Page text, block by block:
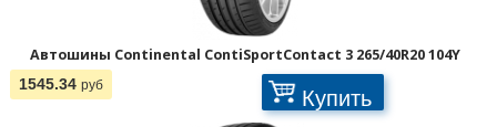
Автошины Continental ContiSportContact 3 265/40R20 104Y
1545.34 руб Купить